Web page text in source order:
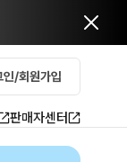
인/회원가입
판매자센터